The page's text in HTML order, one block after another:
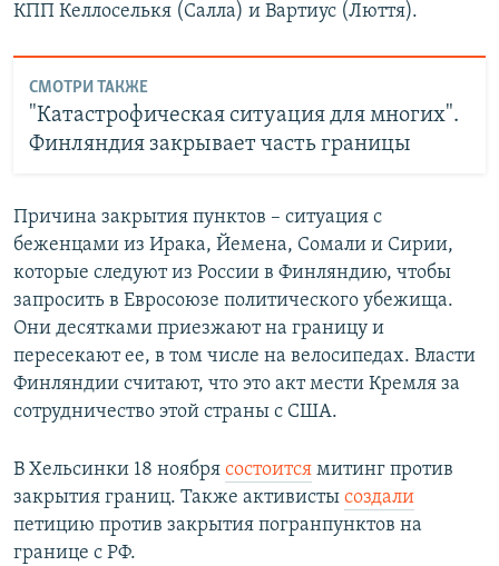
КПП Келлоселькя (Салла) и Вартиус (Люття).
СМОТРИ ТАКЖЕ
"Катастрофическая ситуация для многих".
Финляндия закрывает часть границы
Причина закрытия пунктов – ситуация с
беженцами из Ирака, Йемена, Сомали и Сирии,
которые следуют из России в Финляндию, чтобы
запросить в Евросоюзе политического убежища.
Они десятками приезжают на границу и
пересекают ее, в том числе на велосипедах. Власти
Финляндии считают, что это акт мести Кремля за
сотрудничество этой страны с США.
В Хельсинки 18 ноября состоится митинг против
закрытия границ. Также активисты создали
петицию против закрытия погранпунктов на
границе с РФ.